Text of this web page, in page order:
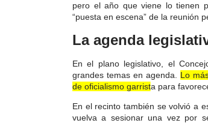
pero el año que viene lo tienen
“puesta en escena” de la reunión
La agenda
En el plano legislativo, el
grandes temas en agenda. Lo
de oficialismo garrista para
En el recinto también se volvió a
vuelva a sesionar una vez por